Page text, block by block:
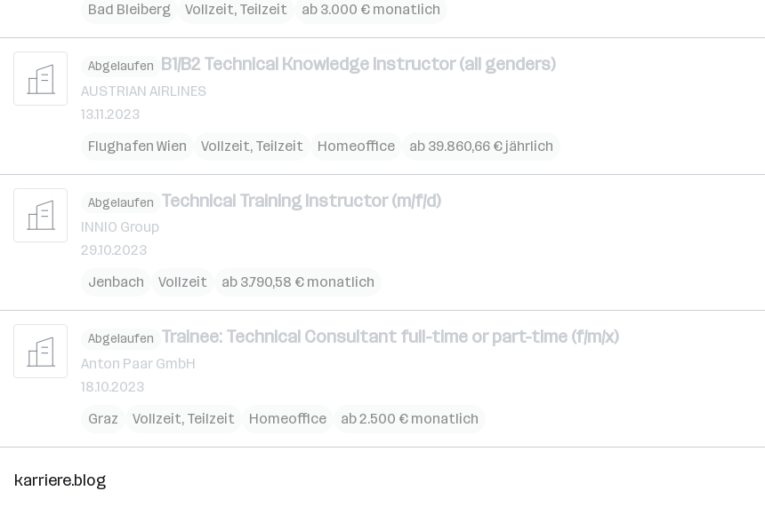
Bad Bleiberg
Vollzeit, Teilzeit ab 3.000 € monatlich
Abgelaufen B1/B2 Technical Knowledge Instructor (all genders)
AUSTRIAN AIRLINES
13.11.2023
Flughafen Wien
Vollzeit, Teilzeit Homeoffice ab 39.860,66 € jährlich
Abgelaufen Technical Training Instructor (m/f/d)
INNIO Group
29.10.2023
Jenbach
Vollzeit ab 3.790,58 € monatlich
Abgelaufen Trainee: Technical Consultant full-time or part-time (f/m/x)
Anton Paar GmbH
18.10.2023
Graz
Vollzeit, Teilzeit Homeoffice ab 2.500 € monatlich
karriere.blog